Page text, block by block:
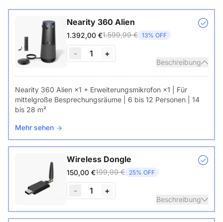
Nearity 360 Alien
1.392,00 €1.599,99 € 13% OFF
- 1 +
Beschreibung
Nearity 360 Alien ×1 + Erweiterungsmikrofon ×1 | Für
mittelgroße Besprechungsräume | 6 bis 12 Personen | 14
bis 28 m²
Mehr sehen
Wireless Dongle
150,00 €199,99 € 25% OFF
- 1 +
Beschreibung